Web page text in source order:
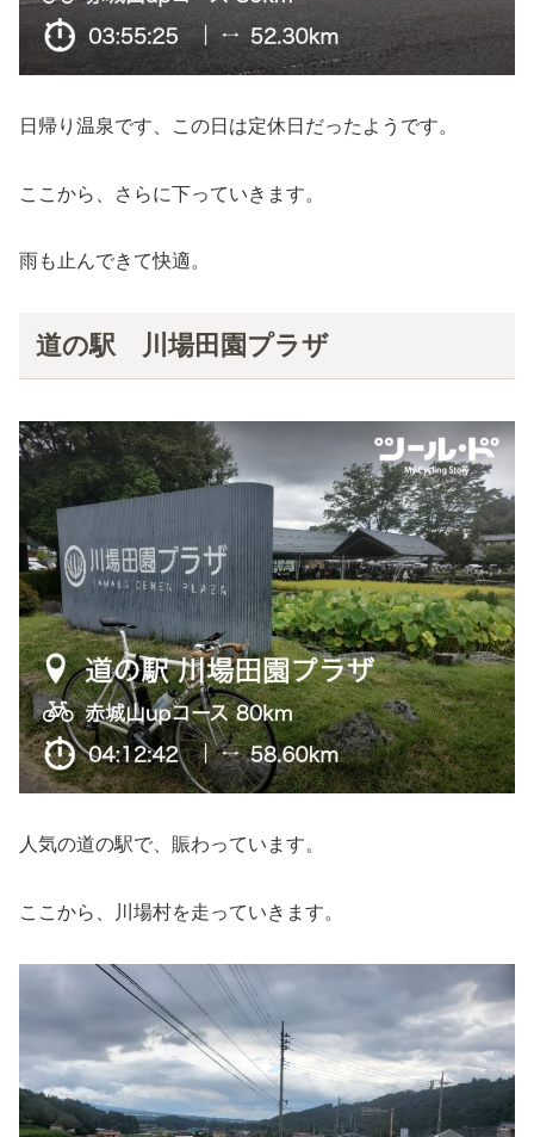
日帰り温泉です、この日は定休日だったようです。
ここから、さらに下っていきます。
雨も止んできて快適。
道の駅 川場田園プラザ
人気の道の駅で、賑わっています。
ここから、川場村を走っていきます。